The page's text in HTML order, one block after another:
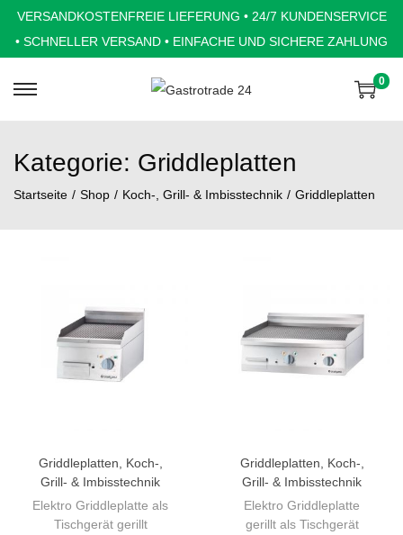
VERSANDKOSTENFREIE LIEFERUNG • 24/7 KUNDENSERVICE
• SCHNELLER VERSAND • EINFACHE UND SICHERE ZAHLUNG
i
p
t
i
p
t
0
Kategorie: Griddleplatten
Startseite / Shop / Koch-, Grill- & Imbisstechnik / Griddleplatten
Griddleplatten
Koch-,
Grill- & Imbisstechnik
Elektro Griddleplatte als
Tischgerät gerillt
Griddleplatten
Koch-,
Grill- & Imbisstechnik
Elektro Griddleplatte
gerillt als Tischgerät